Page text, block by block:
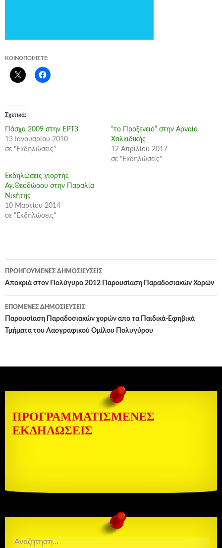
ΚΟΙΝΟΠΟΙΉΣΤΕ:
Σχετικά
Πάσχα 2009 στην ΕΡΤ3
13 Ιανουαρίου 2010
σε "Εκδηλώσεις"
“το Προξενειό” στην Αρναία
Χαλκιδικής
12 Απριλίου 2017
σε "Εκδηλώσεις"
Εκδηλώσεις γιορτής
Αγ.Θεοδώρου στην Παραλία
Νικήτης
10 Μαρτίου 2014
σε "Εκδηλώσεις"
Πλοήγηση
άρθρων
ΠΡΟΗΓΟΎΜΕΝΕΣ ΔΗΜΟΣΙΕΎΣΕΙΣ
Αποκριά στον Πολύγυρο 2012 Παρουσίαση Παραδοσιακών Χορών
ΕΠΌΜΕΝΕΣ ΔΗΜΟΣΙΕΎΣΕΙΣ
Παρουσίαση Παραδοσιακών χορών απο τα Παιδικά-Εφηβικά
Τμήματα του Λαογραφικού Ομίλου Πολυγύρου
ΠΡΟΓΡΑΜΜΑΤΙΣΜΈΝΕΣ
ΕΚΔΗΛΏΣΕΙΣ
ΑΝΑΖΉΤΗΣΗ
ΓΙΑ: